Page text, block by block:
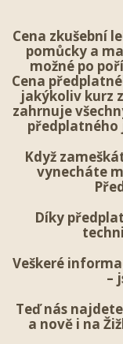
Cena zkušební
pomůcky a
možné po
Cena
jakýkoliv kurz
zahrnuje
předplatného
Když
vynecháte
Díky
Veškeré
–
Teď nás
a nově i na